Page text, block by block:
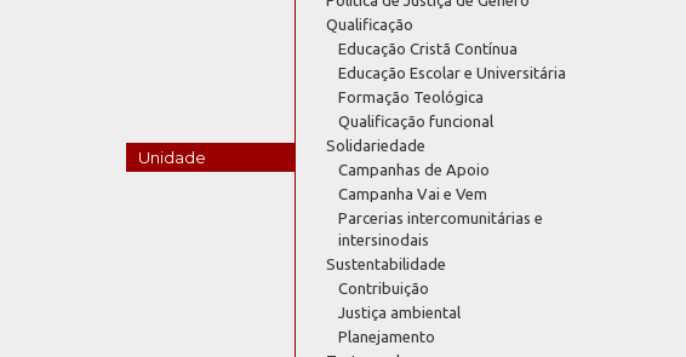
Unidade
Qualificação
Educação Cristã Contínua
Educação Escolar e Universitária
Formação Teológica
Qualificação funcional
Solidariedade
Campanhas de Apoio
Campanha Vai e Vem
Parcerias intercomunitárias e
intersinodais
Sustentabilidade
Contribuição
Justiça ambiental
Planejamento